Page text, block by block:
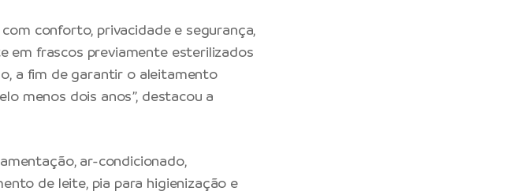
conforto, privacidade e segurança,
em frascos previamente esterilizados
a fim de garantir o aleitamento
menos dois anos”, destacou a
ar-condicionado,
de leite, pia para higienização e